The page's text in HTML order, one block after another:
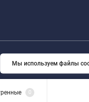
© 2026 ООО
0
Мы используем файлы